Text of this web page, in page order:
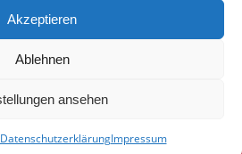
Akzeptieren
Ablehnen
ansehen
DatenschutzerklärungImpressum
mit später Niederlage
Wormatia Worms